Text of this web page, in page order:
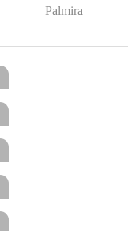
Palmira